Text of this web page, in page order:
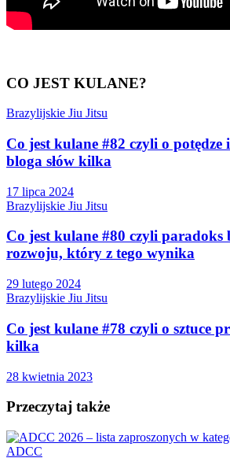
CO JEST KULANE?
Brazylijskie Jiu Jitsu
Co jest kulane #82 czyli o
bloga słów kilka
17 lipca 2024
Brazylijskie Jiu Jitsu
Co jest kulane #80 czyli paradoks
rozwoju, który z tego wynika
29 lutego 2024
Brazylijskie Jiu Jitsu
Co jest kulane #78 czyli o sztuce
kilka
28 kwietnia 2023
Przeczytaj także
ADCC